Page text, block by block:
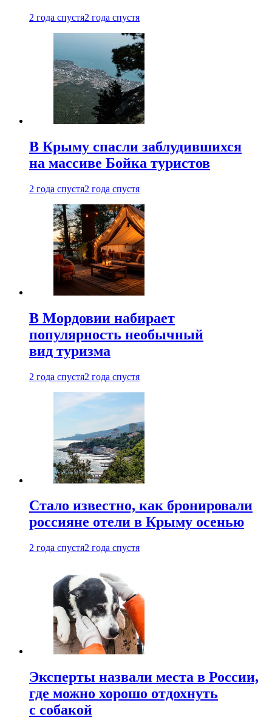
2 года спустя2 года спустя
В Крыму спасли заблудившихся
на массиве Бойка туристов
2 года спустя2 года спустя
В Мордовии набирает
популярность необычный
вид туризма
2 года спустя2 года спустя
Стало известно, как бронировали
россияне отели в Крыму осенью
2 года спустя2 года спустя
Эксперты назвали места в России,
где можно хорошо отдохнуть
с собакой